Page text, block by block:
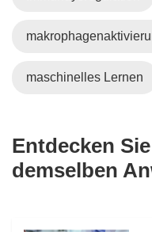
maschinelles Lernen
Entdecken
demselben